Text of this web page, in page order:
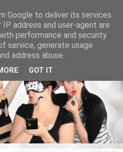
Google to deliver its services
address and user-agent are
performance and security
service, generate usage
address abuse.
GOT IT